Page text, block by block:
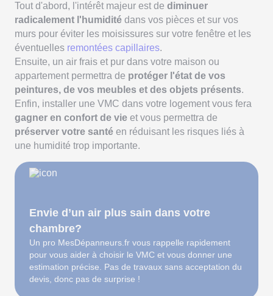
Tout d'abord, l'intérêt majeur est de diminuer
radicalement l'humidité dans vos pièces et sur vos
murs pour éviter les moisissures sur votre fenêtre et les
éventuelles remontées capillaires.
Ensuite, un air frais et pur dans votre maison ou
appartement permettra de protéger l'état de vos
peintures, de vos meubles et des objets présents.
Enfin, installer une VMC dans votre logement vous fera
gagner en confort de vie et vous permettra de
préserver votre santé en réduisant les risques liés à
une humidité trop importante.
Envie d’un air plus sain dans votre
chambre?
Un pro MesDépanneurs.fr vous rappelle rapidement
pour vous aider à choisir le VMC et vous donner une
estimation précise. Pas de travaux sans acceptation du
devis, donc pas de surprise !